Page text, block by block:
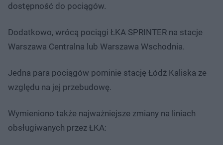
dostępność do pociągów.
Dodatkowo, wrócą pociągi ŁKA SPRINTER na stacje
Warszawa Centralna lub Warszawa Wschodnia.
Jedna para pociągów pominie stację Łódź Kaliska ze
względu na jej przebudowę.
Wymieniono także najważniejsze zmiany na liniach
obsługiwanych przez ŁKA: